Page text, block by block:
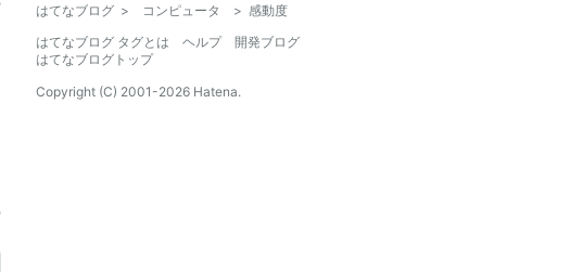
はてなブログ > コンピュータ > 感動度
はてなブログ タグとは
ヘルプ
開発ブログ
はてなブログトップ
Copyright (C) 2001-2026 Hatena.